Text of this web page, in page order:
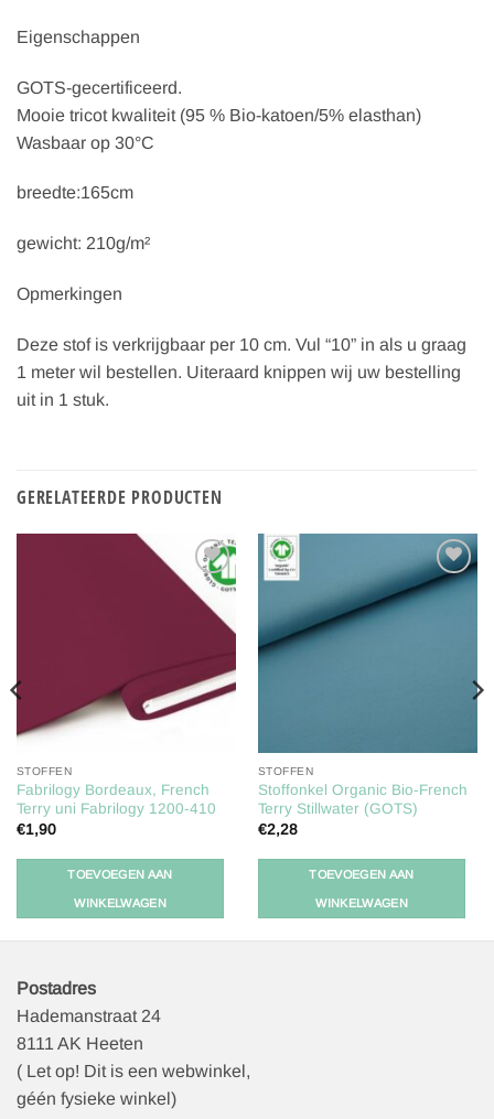
Eigenschappen
GOTS-gecertificeerd.
Mooie tricot kwaliteit (95 % Bio-katoen/5% elasthan)
Wasbaar op 30°C
breedte:165cm
gewicht: 210g/m²
Opmerkingen
Deze stof is verkrijgbaar per 10 cm. Vul “10” in als u graag
1 meter wil bestellen. Uiteraard knippen wij uw bestelling
uit in 1 stuk.
GERELATEERDE PRODUCTEN
Toevoegen
aan
verlanglijst
STOFFEN
Fabrilogy Bordeaux, French
Terry uni Fabrilogy 1200-410
€1,90
TOEVOEGEN AAN
WINKELWAGEN
Toevoegen
STOFFEN
Stoffonkel Organic Bio-French
Terry Stillwater (GOTS)
€2,28
TOEVOEGEN AAN
WINKELWAGEN
Postadres
Hademanstraat 24
8111 AK Heeten
( Let op! Dit is een webwinkel,
géén fysieke winkel)